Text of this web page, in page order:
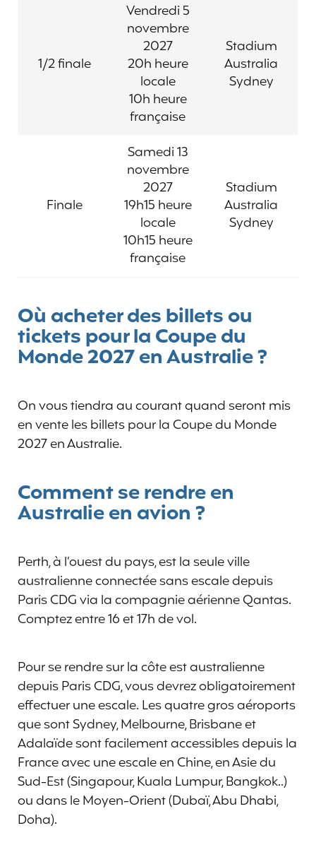
1/2 finale
Vendredi 5
novembre
2027
20h heure
locale
10h heure
française
Stadium
Australia
Sydney
Finale
Samedi 13
novembre
2027
19h15 heure
locale
10h15 heure
française
Stadium
Australia
Sydney
Où acheter des billets ou
tickets pour la Coupe du
Monde 2027 en Australie ?
On vous tiendra au courant quand seront mis
en vente les billets pour la Coupe du Monde
2027 en Australie.
Comment se rendre en
Australie en avion ?
Perth, à l’ouest du pays, est la seule ville
australienne connectée sans escale depuis
Paris CDG via la compagnie aérienne Qantas.
Comptez entre 16 et 17h de vol.
Pour se rendre sur la côte est australienne
depuis Paris CDG, vous devrez obligatoirement
effectuer une escale. Les quatre gros aéroports
que sont Sydney, Melbourne, Brisbane et
Adalaïde sont facilement accessibles depuis la
France avec une escale en Chine, en Asie du
Sud-Est (Singapour, Kuala Lumpur, Bangkok..)
ou dans le Moyen-Orient (Dubaï, Abu Dhabi,
Doha).